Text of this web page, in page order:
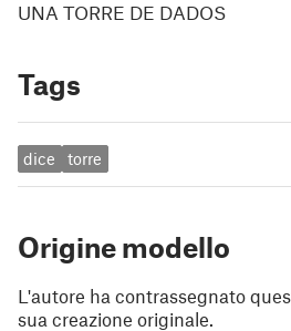
UNA TORRE DE DADOS
Tags
dice torre
Origine modello
L'autore ha contrassegnato
sua creazione originale.